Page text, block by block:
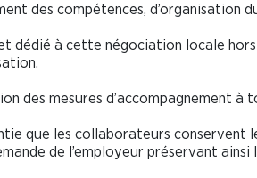
des compétences, d’organisation
dédié à cette négociation locale hors
des mesures d’accompagnement à
que les collaborateurs conservent
de l’employeur préservant